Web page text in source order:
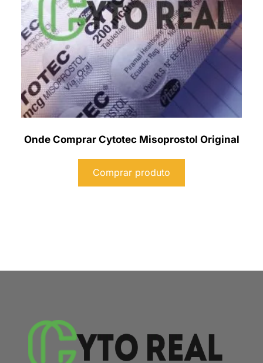
Onde Comprar Cytotec Misoprostol Original
Comprar produto